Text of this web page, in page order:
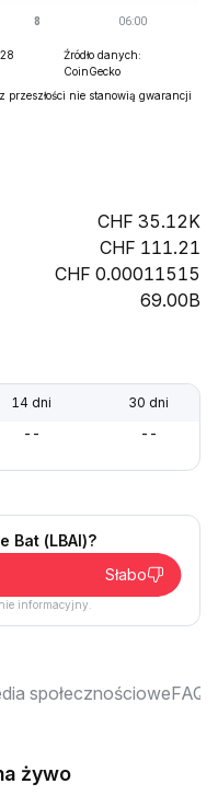
Źródło danych:
CoinGecko
przeszłości nie stanowią gwarancji
35.12K
111.21
0.00011515
69.00B
14 dni 30 dni
-- --
Bat (LBAI)?
Słabo
informacyjny.
społecznościoweFAQ
żywo